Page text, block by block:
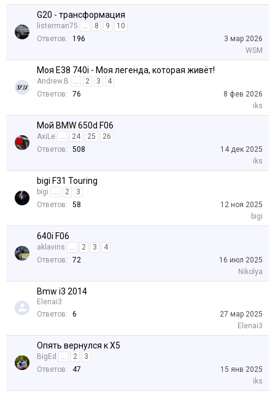
G20 - трансформация
listerman75 ... 8 9
10
Ответов:
196
3 мар 2026
WSM
Моя E38 740i - Моя легенда, которая живёт!
Andrew.B ... 2 3
4
Ответов:
76
8 фев 2026
iks
Мой BMW 650d F06
AxiLe ... 24 25
26
Ответов:
508
14 дек 2025
iks
bigi F31 Touring
bigi ... 2
3
Ответов:
58
12 ноя 2025
bigi
640i F06
aklavins ... 2 3
4
Ответов:
72
16 июл 2025
Nikolya
Bmw i3 2014
Elenai3
Ответов:
6
27 мар 2025
Elenai3
Опять вернулся к Х5
BigEd ... 2
3
Ответов:
47
15 янв 2025
iks